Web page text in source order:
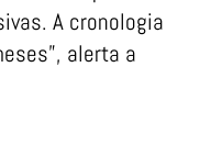
A cronologia
alerta a